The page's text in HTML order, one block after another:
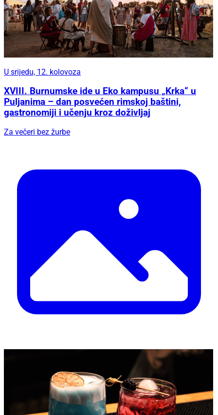
U srijedu, 12. kolovoza
XVIII. Burnumske ide u Eko kampusu „Krka“ u
Puljanima – dan posvećen rimskoj baštini,
gastronomiji i učenju kroz doživljaj
Za večeri bez žurbe